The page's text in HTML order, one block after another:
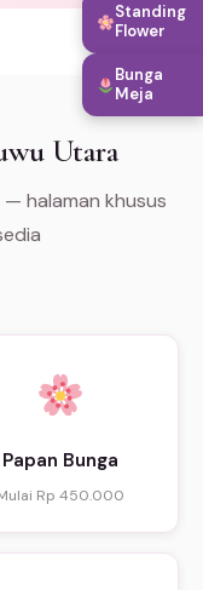
Utara
halaman khusus
Papan Bunga
Rp 450.000
Standing
Flower
Bunga
Meja